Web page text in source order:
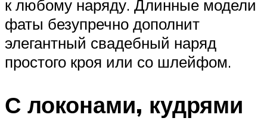
к любому наряду. Длинные модели
фаты безупречно дополнит
элегантный свадебный наряд
простого кроя или со шлейфом.
С локонами, кудрями